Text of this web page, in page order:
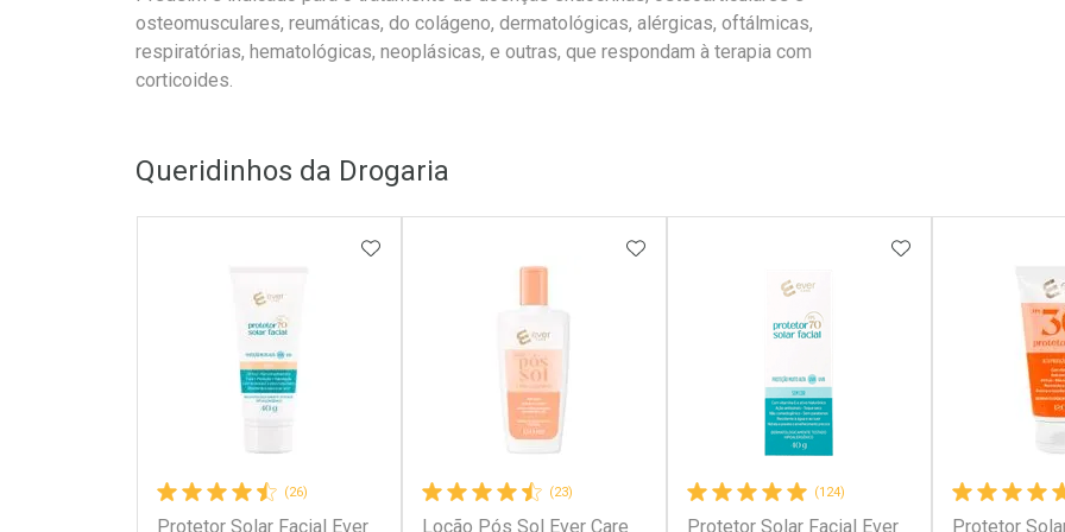
osteomusculares, reumáticas, do colágeno, dermatológicas, alérgicas, oftálmicas,
respiratórias, hematológicas, neoplásicas, e outras, que respondam à terapia com
corticoides.
Queridinhos da Drogaria
(26)
Protetor Solar Facial Ever
ADICIONAR AOS FAVORITOS
(23)
Loção Pós Sol Ever Care
ADICIONAR AOS FAVORITOS
(124)
Protetor Solar Facial Ever
ADICIONAR AOS
Protetor